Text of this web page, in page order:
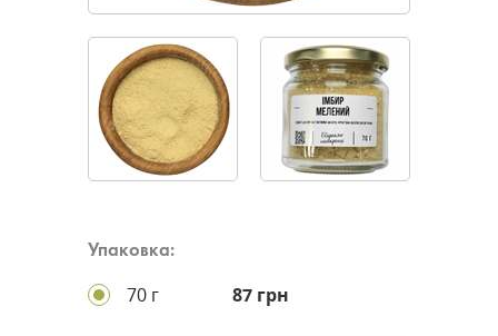
Упаковка:
70 г 87 грн